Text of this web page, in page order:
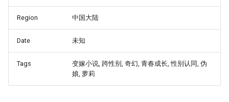
Region 中国大陆
Date 未知
Tags
变嫁小说, 跨性别, 奇幻, 青春成长, 性别认同, 伪
娘, 萝莉